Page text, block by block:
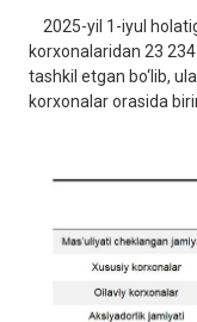
2025-yil 1-iyul
korxonalaridan 23
tashkil etgan bo‘lib,
korxonalar orasida